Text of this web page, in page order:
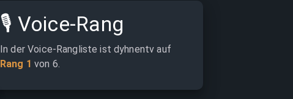
🎙️ Voice-Rang
In der Voice-Rangliste ist dyhnentv auf
Rang 1 von 6.